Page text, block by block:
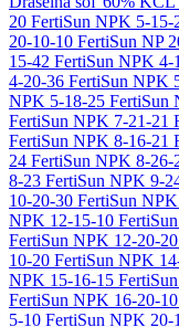
20 FertiSun NPK 5-15-
20-10-10 FertiSun NP
15-42 FertiSun NPK 4-
4-20-36 FertiSun NPK
NPK 5-18-25 FertiSun
FertiSun NPK 7-21-21
FertiSun NPK 8-16-21
24 FertiSun NPK 8-26-
8-23 FertiSun NPK 9-
10-20-30 FertiSun
NPK 12-15-10
FertiSun NPK 12-20-20
10-20 FertiSun NPK
NPK 15-16-15
FertiSun NPK 16-20-10
5-10 FertiSun NPK 20-